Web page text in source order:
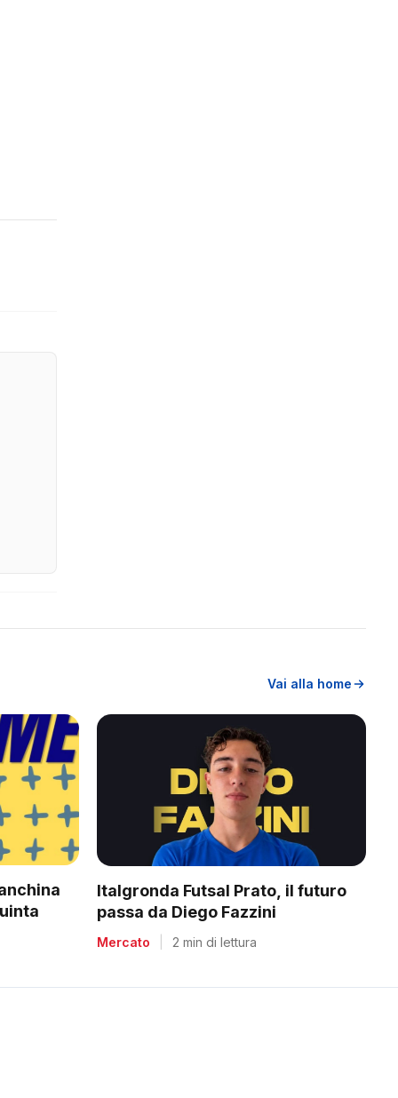
Vai alla home
Italgronda Futsal Prato, il futuro
passa da Diego Fazzini
Mercato 2 min di lettura